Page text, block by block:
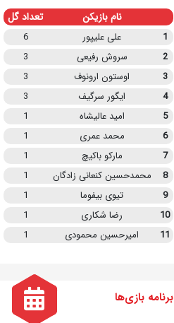
نام بازیکن تعداد گل
1 علی علیپور
6
2
سروش رفیعی
3
3
اوستون ارونوف
3
4
ایگور سرگیف
3
5
امید عالیشاه
1
6
محمد عمری
1
7
مارکو باکیچ
1
8
محمدحسین کنعانی زادگان
1
9
تیوی بیفوما
1
10
رضا شکاری
1
11
امیرحسین محمودی 1
برنامه بازی ها